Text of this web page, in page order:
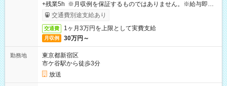
+残業5h ※月収例を保証するものではありません。※給与即受
取りサービス利用可（利用条件有）
交通費別途支給あり
交通費 1ヶ月3万円を上限として実費支給
月収例 30万円～
勤務地
東京都新宿区
市ケ谷駅から徒歩3分
放送